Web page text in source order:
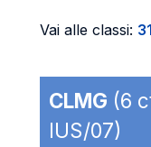
Vai alle classi: 31
CLMG (6
IUS/07)